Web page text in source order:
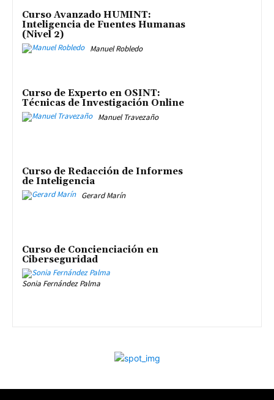
Curso Avanzado HUMINT:
Inteligencia de Fuentes Humanas
(Nivel 2)
Manuel Robledo
Curso de Experto en OSINT:
Técnicas de Investigación Online
Manuel Travezaño
Curso de Redacción de Informes
de Inteligencia
Gerard Marín
Curso de Concienciación en
Ciberseguridad
Sonia Fernández Palma